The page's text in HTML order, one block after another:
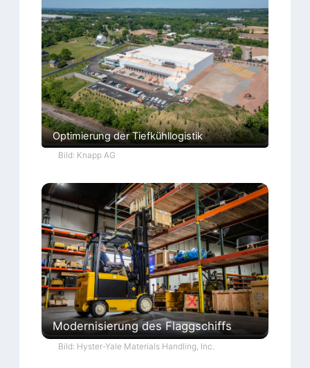
Optimierung der Tiefkühllogistik
Bild: Knapp AG
Modernisierung des Flaggschiffs
Bild: Hyster-Yale Materials Handling, Inc.